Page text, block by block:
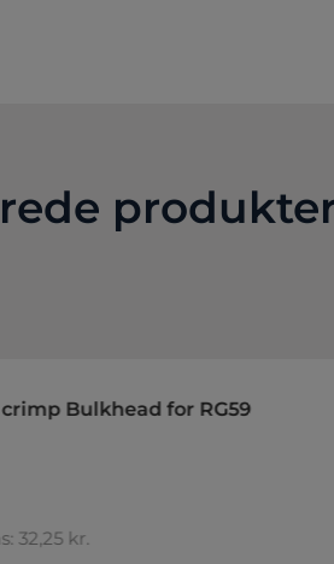
Bulkhead for RG59
32,25 kr.